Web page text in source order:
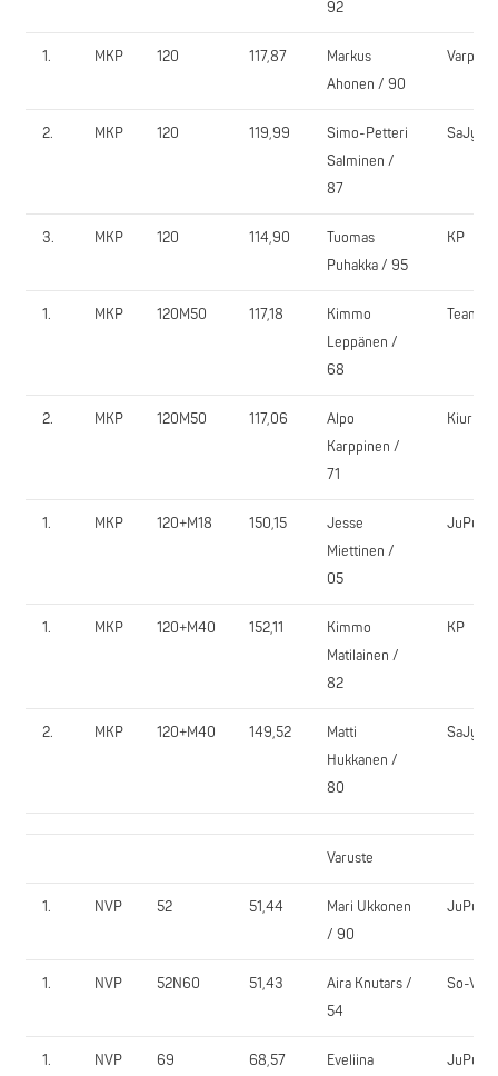
92
1. MKP 120 117,87
Markus
Ahonen / 90
VarpVi
2. MKP 120 119,99
Simo-Petteri
Salminen /
87
SaJy
3. MKP 120 114,90
Tuomas
Puhakka / 95
KP
1. MKP 120M50 117,18
Kimmo
Leppänen /
68
2. MKP 120M50 117,06
Alpo
Karppinen /
71
KiurU
1. MKP 120+M18 150,15
Jesse
Miettinen /
05
JuPu
1. MKP 120+M40 152,11
Kimmo
Matilainen /
82
KP
2. MKP 120+M40 149,52
Matti
Hukkanen /
80
SaJy
Varuste
1. NVP 52 51,44
Mari Ukkonen
/ 90
JuPu
1. NVP 52N60 51,43
Aira Knutars /
54
So-Vi
1. NVP 69 68,57 Eveliina JuPu